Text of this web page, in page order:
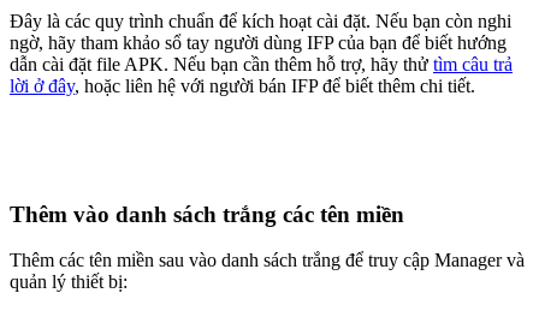
Đây là các quy trình chuẩn để kích hoạt cài đặt. Nếu bạn còn nghi
ngờ, hãy tham khảo sổ tay người dùng IFP của bạn để biết hướng
dẫn cài đặt file APK. Nếu bạn cần thêm hỗ trợ, hãy thử tìm câu trả
lời ở đây, hoặc liên hệ với người bán IFP để biết thêm chi tiết.
Thêm vào danh sách trắng các tên miền
Thêm các tên miền sau vào danh sách trắng để truy cập Manager và
quản lý thiết bị: